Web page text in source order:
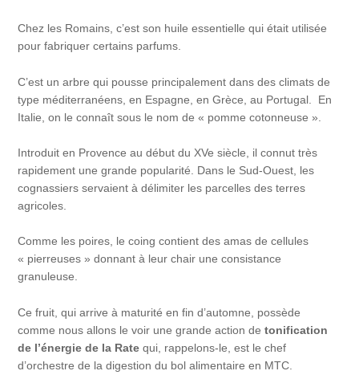
Chez les Romains, c’est son huile essentielle qui était utilisée
pour fabriquer certains parfums.
C’est un arbre qui pousse principalement dans des climats de
type méditerranéens, en Espagne, en Grèce, au Portugal. En
Italie, on le connaît sous le nom de « pomme cotonneuse ».
Introduit en Provence au début du XVe siècle, il connut très
rapidement une grande popularité. Dans le Sud-Ouest, les
cognassiers servaient à délimiter les parcelles des terres
agricoles.
Comme les poires, le coing contient des amas de cellules
« pierreuses » donnant à leur chair une consistance
granuleuse.
Ce fruit, qui arrive à maturité en fin d’automne, possède
comme nous allons le voir une grande action detonification
de l’énergie de la Rate qui, rappelons-le, est le chef
d’orchestre de la digestion du bol alimentaire en MTC.